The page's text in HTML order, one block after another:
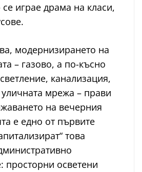
играе драма на класи,
модернизирането на
– газово, а по-късно
канализация,
мрежа – прави
на вечерния
е едно от първите
това
просторни осветени